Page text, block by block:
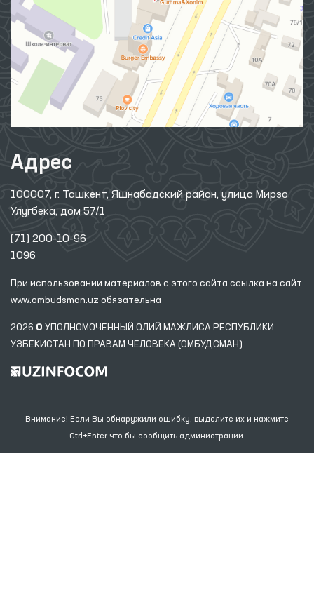
Адрес
100007, г. Ташкент, Яшнабадский район, улица Мирзо
Улугбека, дом 57/1
(71) 200-10-96
1096
При использовании материалов с этого сайта ссылка на сайт
www.ombudsman.uz обязательна
2026 © УПОЛНОМОЧЕННЫЙ ОЛИЙ МАЖЛИСА РЕСПУБЛИКИ
УЗБЕКИСТАН ПО ПРАВАМ ЧЕЛОВЕКА (ОМБУДСМАН)
Внимание! Если Вы обнаружили ошибку, выделите их и нажмите
Ctrl+Enter что бы сообщить администрации.